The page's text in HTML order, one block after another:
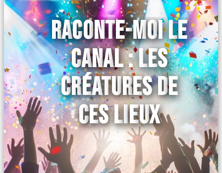
RACONTE-MOI LE
CANAL : LES
CRÉATURES DE
CES LIEUX